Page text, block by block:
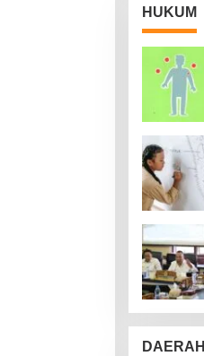
HUKUM
DAERAH